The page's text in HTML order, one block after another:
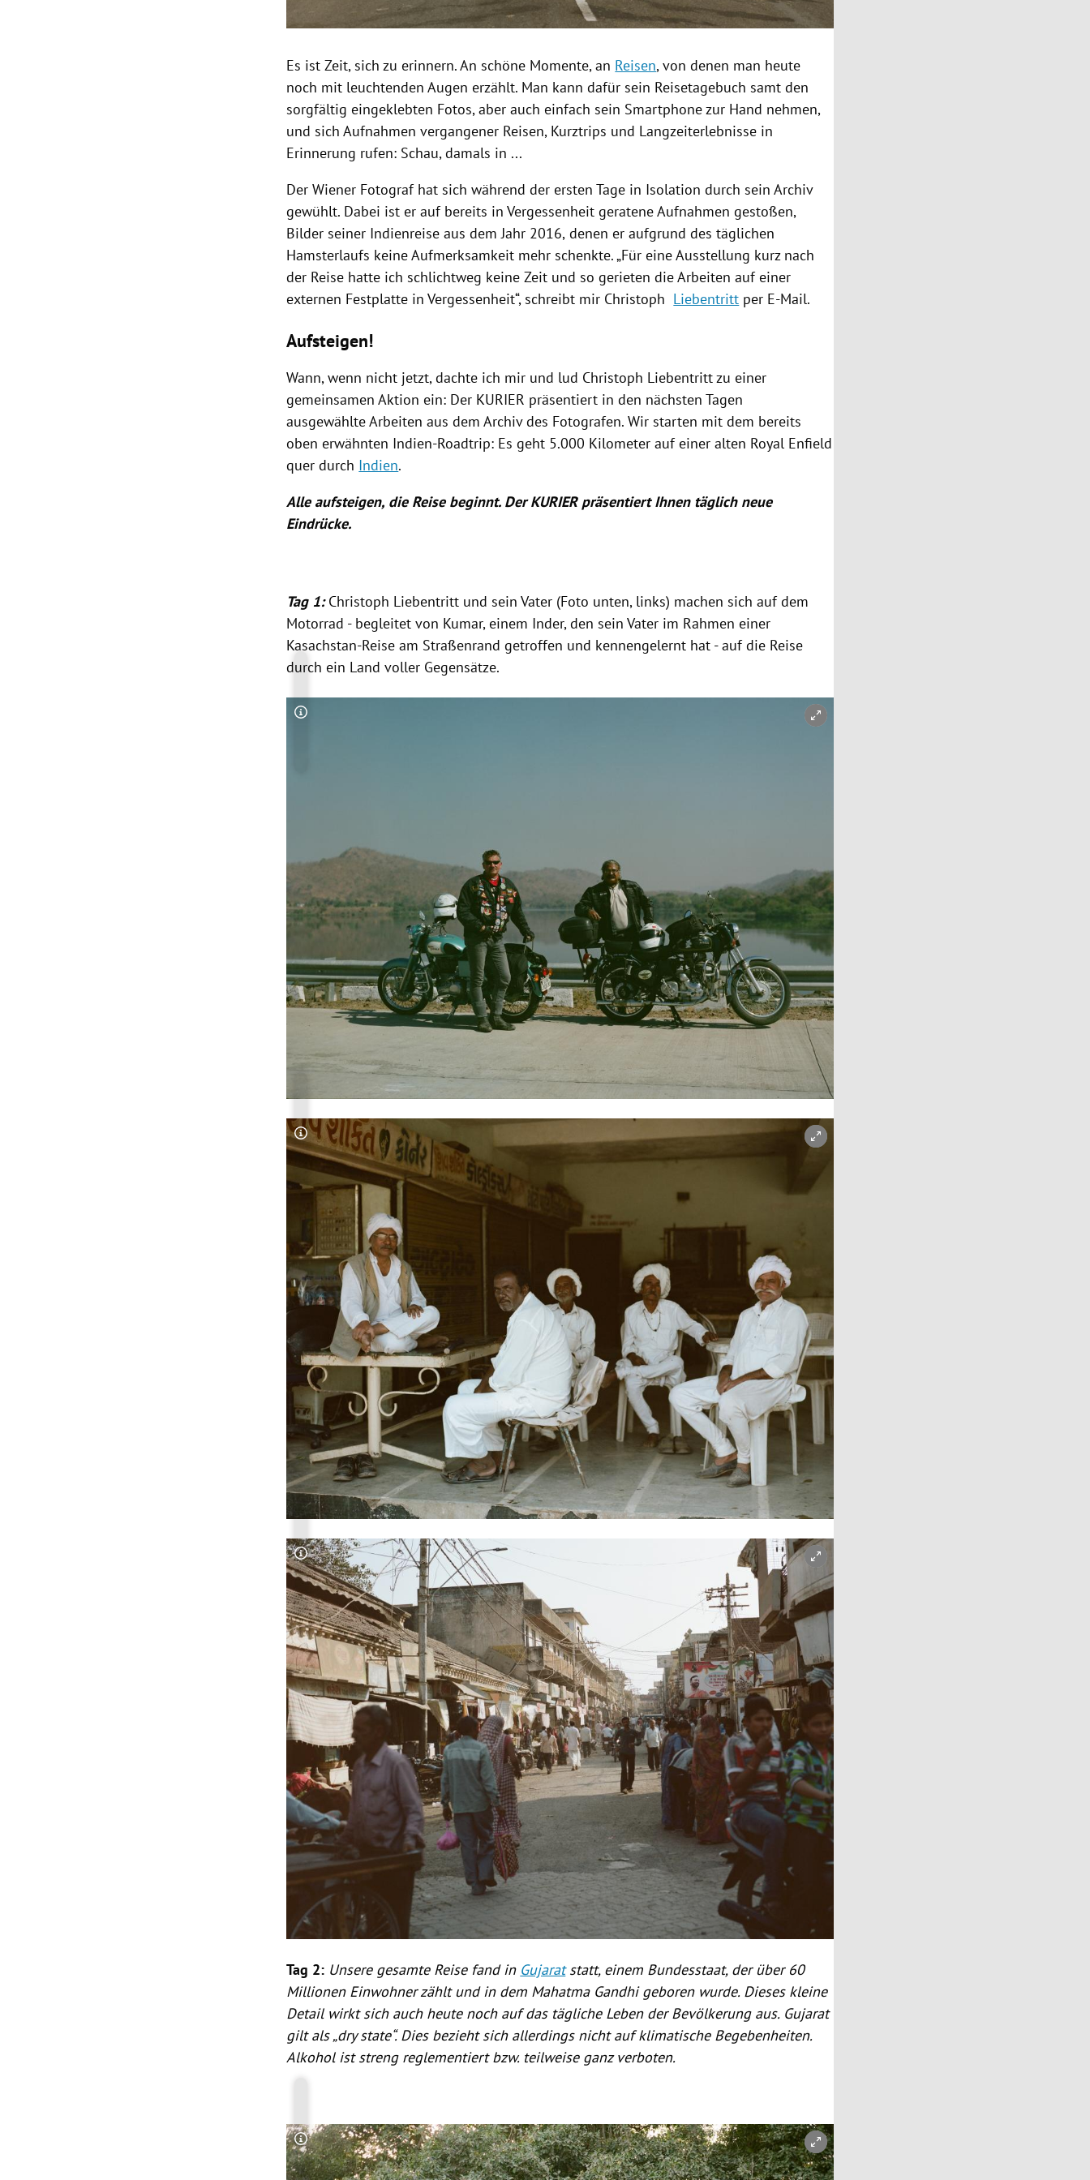
Es ist Zeit, sich zu erinnern. An schöne Momente, an Reisen, von denen man heute
noch mit leuchtenden Augen erzählt. Man kann dafür sein Reisetagebuch samt den
sorgfältig eingeklebten Fotos, aber auch einfach sein Smartphone zur Hand nehmen,
und sich Aufnahmen vergangener Reisen, Kurztrips und Langzeiterlebnisse in
Erinnerung rufen: Schau, damals in ...
Der Wiener Fotograf hat sichwährend der ersten Tage in Isolation durch sein Archiv
gewühlt. Dabei ist er auf bereits in Vergessenheit geratene Aufnahmen gestoßen,
Bilder seiner Indienreise aus dem Jahr 2016, denen er aufgrund des täglichen
Hamsterlaufs keine Aufmerksamkeit mehr schenkte. „Für eine Ausstellung kurz nach
der Reise hatte ich schlichtweg keine Zeit und so gerieten die Arbeiten auf einer
externen Festplatte in Vergessenheit“, schreibt mir Christoph Liebentritt per E-Mail.
Aufsteigen!
Wann, wenn nicht jetzt, dachte ich mir und lud Christoph Liebentrittzu einer
gemeinsamen Aktion ein: Der KURIER präsentiert in den nächsten Tagen
ausgewählte Arbeiten aus dem Archiv des Fotografen. Wir starten mit dem bereits
oben erwähnten Indien-Roadtrip: Es geht 5.000 Kilometer auf einer alten Royal Enfield
quer durch Indien.
Alle aufsteigen, die Reisebeginnt.Der KURIER präsentiert Ihnen täglich neue
Eindrücke.
Tag 1:Christoph Liebentritt und sein Vater (Foto unten, links) machen sich auf dem
Motorrad - begleitet von Kumar, einem Inder, den sein Vater im Rahmen einer
Kasachstan-Reise am Straßenrand getroffen und kennengelernt hat - auf die Reise
durch ein Land voller Gegensätze.
Copyright-Hinweis öffnen/schließen
Copyright-Hinweis öffnen/schließen
Copyright-Hinweis öffnen/schließen
Tag 2: Unsere gesamte Reisefand in Gujaratstatt, einem Bundesstaat, der über 60
Millionen Einwohner zählt und in dem Mahatma Gandhi geboren wurde. Dieses kleine
Detail wirkt sich auch heute noch auf das tägliche Leben der Bevölkerung aus. Gujarat
gilt als „dry state“. Dies bezieht sich allerdings nicht auf klimatische Begebenheiten.
Alkohol ist streng reglementiert bzw. teilweise ganz verboten.
Copyright-Hinweis öffnen/schließen